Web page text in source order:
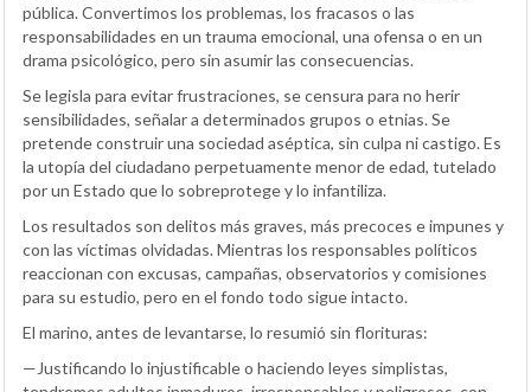
pública. Convertimos los problemas, los fracasos o las
responsabilidades en un trauma emocional, una ofensa o en un
drama psicológico, pero sin asumir las consecuencias.
Se legisla para evitar frustraciones, se censura para no herir
sensibilidades, señalar a determinados grupos o etnias. Se
pretende construir una sociedad aséptica, sin culpa ni castigo. Es
la utopía del ciudadano perpetuamente menor de edad, tutelado
por un Estado que lo sobreprotege y lo infantiliza.
Los resultados son delitos más graves, más precoces e impunes y
con las víctimas olvidadas. Mientras los responsables políticos
reaccionan con excusas, campañas, observatorios y comisiones
para su estudio, pero en el fondo todo sigue intacto.
El marino, antes de levantarse, lo resumió sin florituras:
—Justificando lo injustificable o haciendo leyes simplistas,